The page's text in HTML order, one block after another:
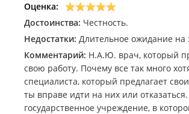
Оценка:
Достоинства: Честность.
Недостатки: Длительное ожидание на
Комментарий: Н.А.Ю. врач, который
свою работу. Почему все так много
специалиста, который предлагает
ты вправе идти на них или
государственное учреждение, в